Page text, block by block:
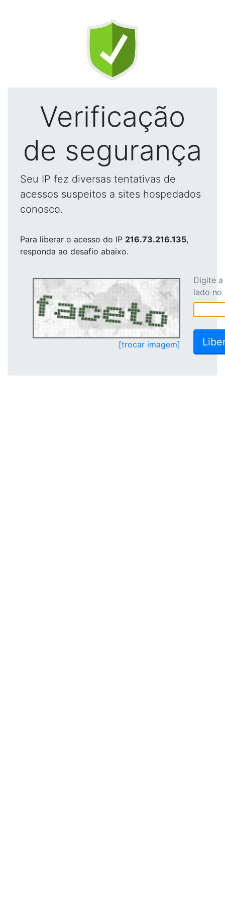
Verificação
de segurança
Seu IP fez diversas tentativas de
acessos suspeitos a sites hospedados
conosco.
Para liberar o acesso do IP 216.73.216.135,
responda ao desafio abaixo.
[trocar imagem]
Digite
lado no